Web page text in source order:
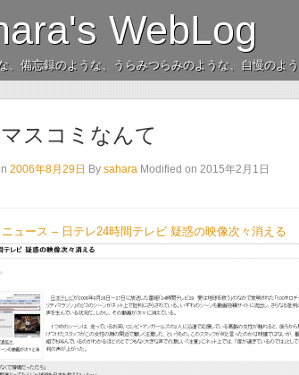
WebLog
、備忘録のような、うらみつらみのような、自慢のよ
スコミなんて
2006年8月29日 By sahara Modified on 2015年2月1日
ニュース – 日テレ24時間テレビ 疑惑の映像次々消える